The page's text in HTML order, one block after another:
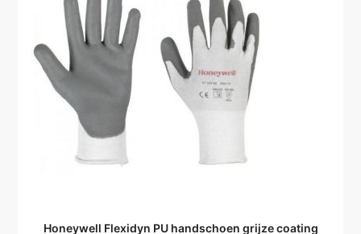
Honeywell Flexidyn PU handschoen grijze coating